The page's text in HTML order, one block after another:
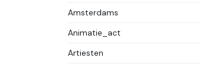
Amsterdams
Animatie_act
Artiesten